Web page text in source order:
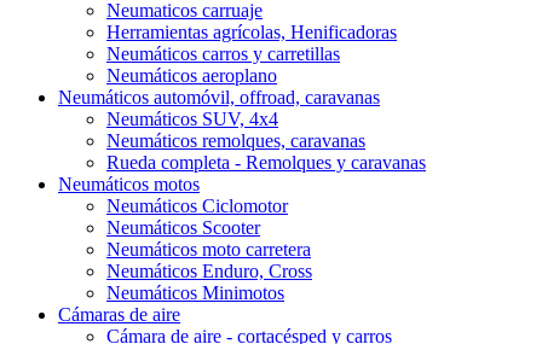
Neumaticos carruaje
Herramientas agrícolas, Henificadoras
Neumáticos carros y carretillas
Neumáticos aeroplano
Neumáticos automóvil, offroad, caravanas
Neumáticos SUV, 4x4
Neumáticos remolques, caravanas
Rueda completa - Remolques y caravanas
Neumáticos motos
Neumáticos Ciclomotor
Neumáticos Scooter
Neumáticos moto carretera
Neumáticos Enduro, Cross
Neumáticos Minimotos
Cámaras de aire
Cámara de aire - cortacésped y carros